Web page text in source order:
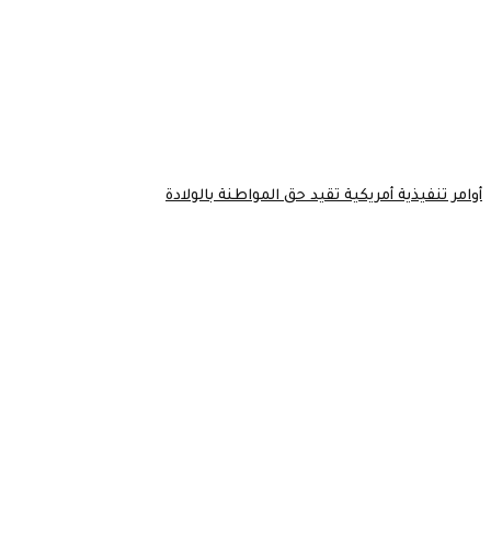
أوامر تنفيذية أمريكية تقيد حق المواطنة بالولادة